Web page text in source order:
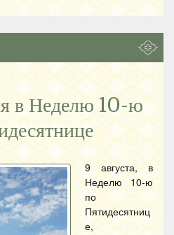
в Неделю 10-ю
9 августа, в
Неделю 10-ю
по
Пятидесятниц
е,